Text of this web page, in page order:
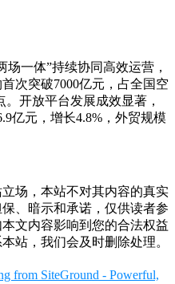
一体”持续协同高效运营，
次突破7000亿元，占全国空
开放平台发展成效显著，
亿元，增长4.8%，外贸规模
场，本站不对其内容的真实
、暗示和承诺，仅供读者参
文内容影响到您的合法权益
站，我们会及时删除处理。